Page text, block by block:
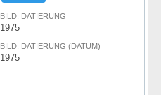
BILD: DATIERUNG
1975
BILD: DATIERUNG (DATUM)
1975